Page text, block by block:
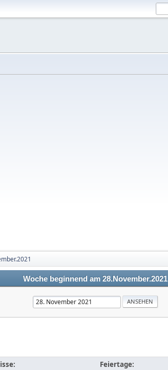
Woche beginnend am 28.November.2021
Feiertage: